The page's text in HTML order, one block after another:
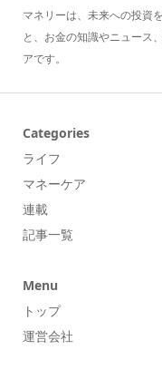
マネリーは、未来への投資
と、お金の知識やニュース
アです。
Categories
ライフ
マネーケア
連載
記事一覧
Menu
トップ
運営会社